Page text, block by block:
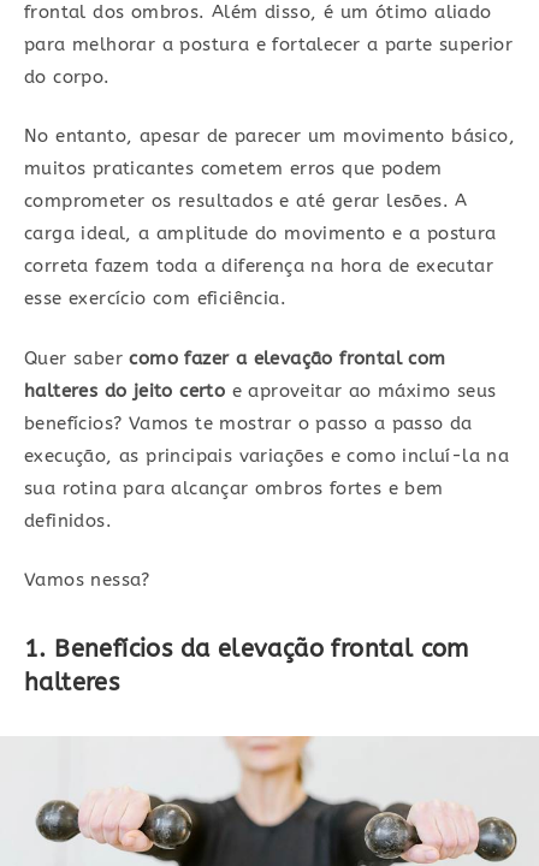
frontal dos ombros. Além disso, é um ótimo aliado
para melhorar a postura e fortalecer a parte superior
do corpo.
No entanto, apesar de parecer um movimento básico,
muitos praticantes cometem erros que podem
comprometer os resultados e até gerar lesões. A
carga ideal, a amplitude do movimento e a postura
correta fazem toda a diferença na hora de executar
esse exercício com eficiência.
Quer sabercomo fazer a elevação frontal com
halteres do jeito certo e aproveitar ao máximo seus
benefícios? Vamos te mostrar o passo a passo da
execução, as principais variações e como incluí-la na
sua rotina para alcançar ombros fortes e bem
definidos.
Vamos nessa?
1. Benefícios da elevação frontal com
halteres